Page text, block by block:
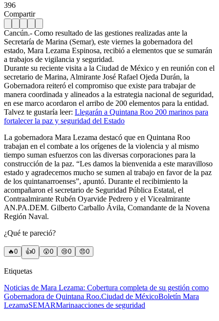
396
Compartir
Cancún.- Como resultado de las gestiones realizadas ante la
Secretaría de Marina (Semar), este viernes la gobernadora del
estado, Mara Lezama Espinosa, recibió a elementos que se sumarán
a trabajos de vigilancia y seguridad.
Durante su reciente visita a la Ciudad de México y en reunión con el
secretario de Marina, Almirante José Rafael Ojeda Durán, la
Gobernadora reiteró el compromiso que existe para trabajar de
manera coordinada y alineados a la estrategia nacional de seguridad,
en ese marco acordaron el arribo de 200 elementos para la entidad.
Talvez te gustaría leer: Llegarán a Quintana Roo 200 marinos para
fortalecer la paz y seguridad del Estado
La gobernadora Mara Lezama destacó que en Quintana Roo
trabajan en el combate a los orígenes de la violencia y al mismo
tiempo suman esfuerzos con las diversas corporaciones para la
construcción de la paz. “Les damos la bienvenida a este maravilloso
estado y agradecemos mucho se sumen al trabajo en favor de la paz
de los quintanarroenses”, apuntó. Durante el recibimiento la
acompañaron el secretario de Seguridad Pública Estatal, el
Contraalmirante Rubén Oyarvide Pedrero y el Vicealmirante
AN.PA.DEM. Gilberto Carballo Ávila, Comandante de la Novena
Región Naval.
¿Qué te pareció?
🔥0 👍0 😲0 😢0 😠0
Etiquetas
Noticias de Mara Lezama: Cobertura completa de su gestión como
Gobernadora de Quintana Roo.Ciudad de MéxicoBoletín Mara
LezamaSEMARMarinaacciones de seguridad